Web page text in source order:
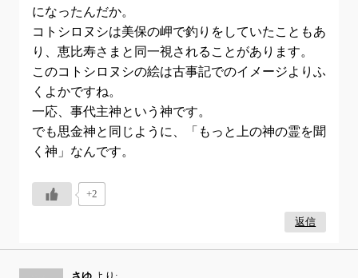
になったんだか。
コトシロヌシは美保の岬で釣りをしていたこともあ
り、恵比寿さまと同一視されることがあります。
このコトシロヌシの絵は古事記でのイメージよりふ
くよかですね。
一応、事代主神という神です。
でも思金神と同じように、「もっと上の神の霊を聞
く神」なんです。
+2
返信